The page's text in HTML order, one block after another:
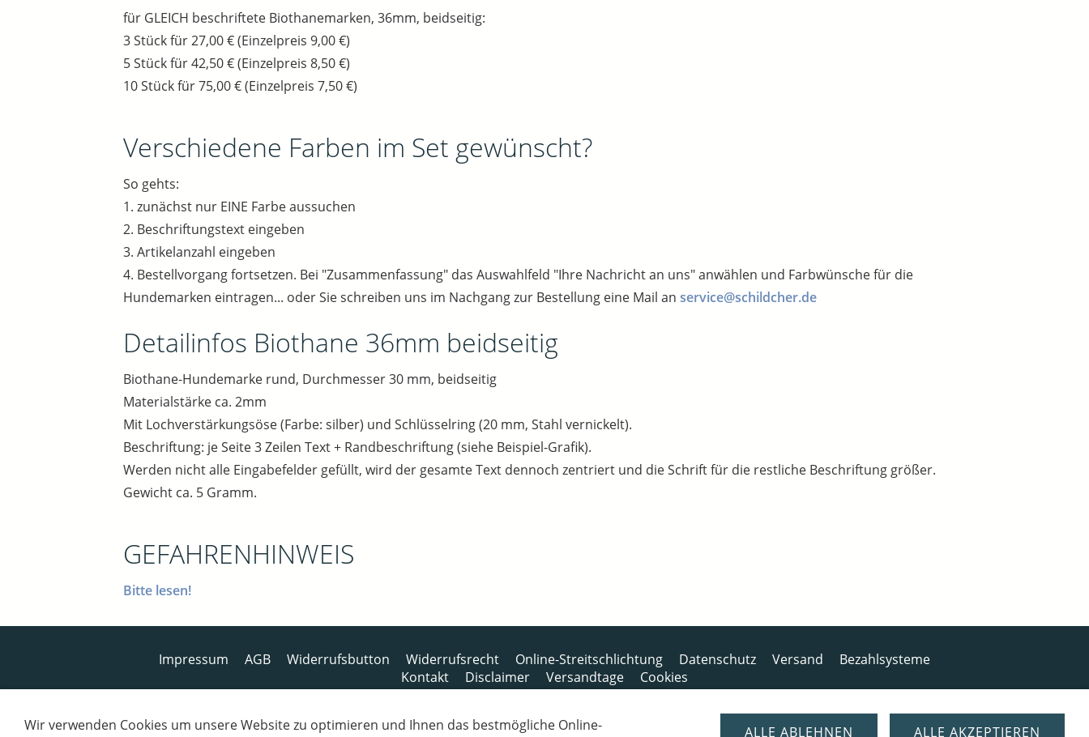
für GLEICH beschriftete Biothanemarken, 36mm, beidseitig:
3 Stück für 27,00 € (Einzelpreis 9,00 €)
5 Stück für 42,50 € (Einzelpreis 8,50 €)
10 Stück für 75,00 € (Einzelpreis 7,50 €)
Verschiedene Farben im Set gewünscht?
So gehts:
1. zunächst nur EINE Farbe aussuchen
2. Beschriftungstext eingeben
3. Artikelanzahl eingeben
4. Bestellvorgang fortsetzen. Bei "Zusammenfassung" das Auswahlfeld "Ihre Nachricht an uns" anwählen und Farbwünsche für die
Hundemarken eintragen... oder Sie schreiben uns im Nachgang zur Bestellung eine Mail an service@schildcher.de
Detailinfos Biothane 36mm beidseitig
Biothane-Hundemarke rund, Durchmesser 30 mm, beidseitig
Materialstärke ca. 2mm
Mit Lochverstärkungsöse (Farbe: silber) und Schlüsselring (20 mm, Stahl vernickelt).
Beschriftung: je Seite 3 Zeilen Text + Randbeschriftung (siehe Beispiel-Grafik).
Werden nicht alle Eingabefelder gefüllt, wird der gesamte Text dennoch zentriert und die Schrift für die restliche Beschriftung größer.
Gewicht ca. 5 Gramm.
GEFAHRENHINWEIS
Bitte lesen!
Impressum AGB Widerrufsbutton Widerrufsrecht Online-Streitschlichtung Datenschutz Versand
Bezahlsysteme
Kontakt
Disclaimer Versandtage Cookies
Bankverbindung: Consorsbank, Kt-Inhaber: Dietmar Fuchs
Wir verwenden Cookies um unsere Website zu optimieren und Ihnen das bestmögliche Online- ALLE AKZEPTIEREN
ALLE ABLEHNEN